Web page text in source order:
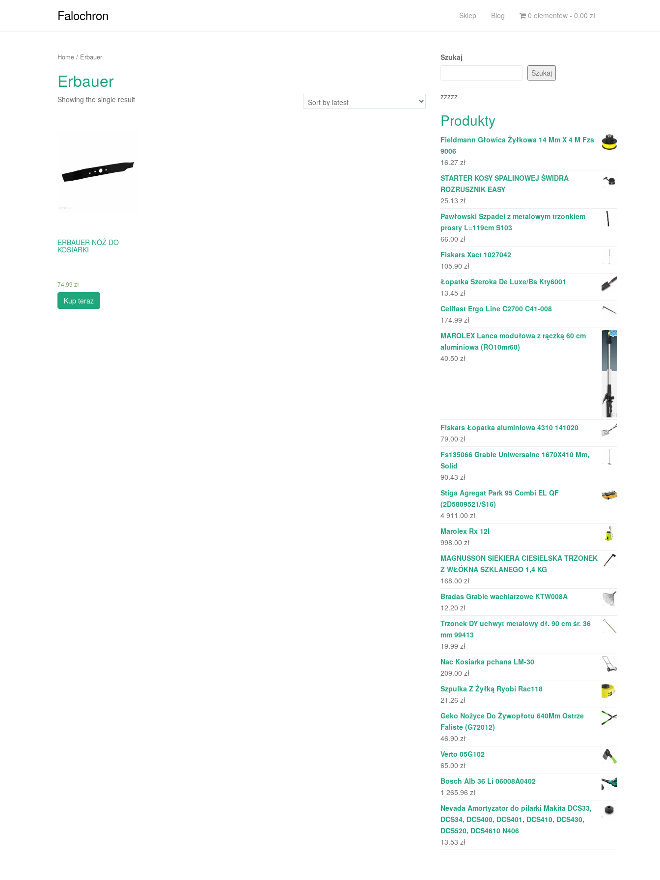
Falochron Sklep Blog 0 elementów - 0.00 zł
Home / Erbauer
Erbauer
Showing the single result
ERBAUER NÓŻ DO
KOSIARKI
74.99 zł
Kup teraz
Szukaj
Szukaj
zzzzz
Produkty
Fieldmann Głowica Żyłkowa 14 Mm X 4 M Fzs
9006
16.27 zł
STARTER KOSY SPALINOWEJ ŚWIDRA
ROZRUSZNIK EASY
25.13 zł
Pawłowski Szpadel z metalowym trzonkiem
prosty L=119cm S103
66.00 zł
Fiskars Xact 1027042
105.90 zł
Łopatka Szeroka De Luxe/Bs Kty6001
13.45 zł
Cellfast Ergo Line C2700 C41-008
174.99 zł
MAROLEX Lanca modułowa z rączką 60 cm
aluminiowa (RO10mr60)
40.50 zł
Fiskars Łopatka aluminiowa 4310 141020
79.00 zł
Fs135066 Grabie Uniwersalne 1670X410 Mm,
Solid
90.43 zł
Stiga Agregat Park 95 Combi EL QF
(2D5809521/S16)
4 911.00 zł
Marolex Rx 12l
998.00 zł
MAGNUSSON SIEKIERA CIESIELSKA TRZONEK
Z WŁÓKNA SZKLANEGO 1,4 KG
168.00 zł
Bradas Grabie wachlarzowe KTW008A
12.20 zł
Trzonek DY uchwyt metalowy dł. 90 cm śr. 36
mm 99413
19.99 zł
Nac Kosiarka pchana LM-30
209.00 zł
Szpulka Z Żyłką Ryobi Rac118
21.26 zł
Geko Nożyce Do Żywopłotu 640Mm Ostrze
Faliste (G72012)
46.90 zł
Verto 05G102
65.00 zł
Bosch Alb 36 Li 06008A0402
1 265.96 zł
Nevada Amortyzator do pilarki Makita DCS33,
DCS34, DCS400, DCS401, DCS410, DCS430,
DCS520, DCS4610 N406
13.53 zł